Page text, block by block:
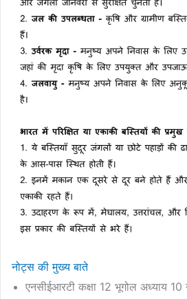
नोट्स की मुख्य बाते
एनसीईआरटी कक्षा 12 भूगोल अध्याय